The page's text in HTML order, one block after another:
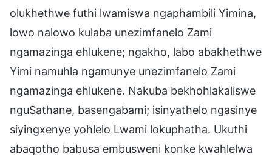
olukhethwe futhi lwamiswa ngaphambili Yimina,
lowo nalowo kulaba unezimfanelo Zami
ngamazinga ehlukene; ngakho, labo abakhethwe
Yimi namuhla ngamunye unezimfanelo Zami
ngamazinga ehlukene. Nakuba bekhohlakaliswe
nguSathane, basengabami; isinyathelo ngasinye
siyingxenye yohlelo Lwami lokuphatha. Ukuthi
abaqotho babusa embusweni konke kwahlelwa